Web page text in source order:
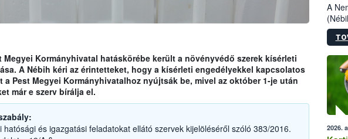
Megyei Kormányhivatal hatáskörébe került a növényvédő szerek kísérleti
A Nébih kéri az érintetteket, hogy a kísérleti engedélyekkel kapcsolatos
a Pest Megyei Kormányhivatalhoz nyújtsák be, mivel az október 1-je után
már e szerv bírálja el.
hatósági és igazgatási feladatokat ellátó szervek kijelöléséről szóló 383/2016.
A
Az
2026.